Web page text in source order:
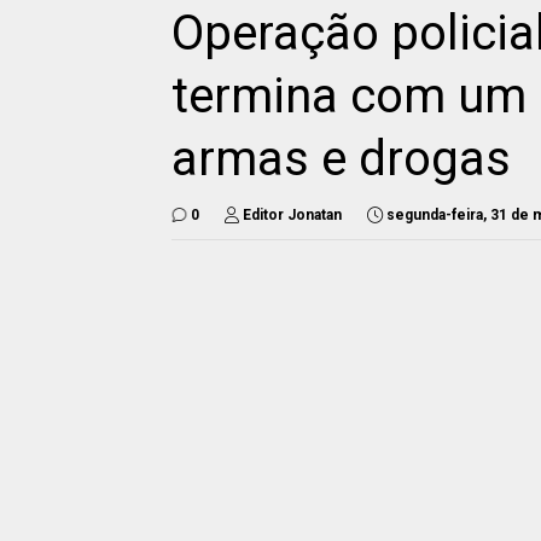
Operação
termina com
armas e drogas
0 Editor Jonatan segunda-feira, 31 de